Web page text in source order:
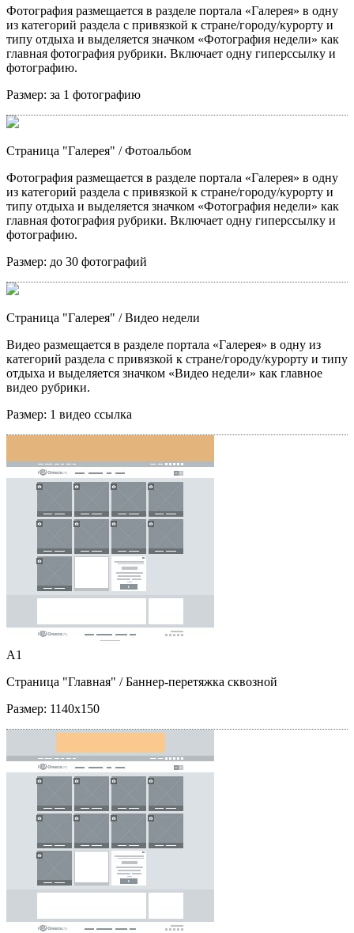
Фотография размещается в разделе портала «Галерея» в одну
из категорий раздела с привязкой к стране/городу/курорту и
типу отдыха и выделяется значком «Фотография недели» как
главная фотография рубрики. Включает одну гиперссылку и
фотографию.
Размер: за 1 фотографию
Страница "Галерея" / Фотоальбом
Фотография размещается в разделе портала «Галерея» в одну
из категорий раздела с привязкой к стране/городу/курорту и
типу отдыха и выделяется значком «Фотография недели» как
главная фотография рубрики. Включает одну гиперссылку и
фотографию.
Размер: до 30 фотографий
Страница "Галерея" / Видео недели
Видео размещается в разделе портала «Галерея» в одну из
категорий раздела с привязкой к стране/городу/курорту и типу
отдыха и выделяется значком «Видео недели» как главное
видео рубрики.
Размер: 1 видео ссылка
A1
Страница "Главная" / Баннер-перетяжка сквозной
Размер: 1140x150